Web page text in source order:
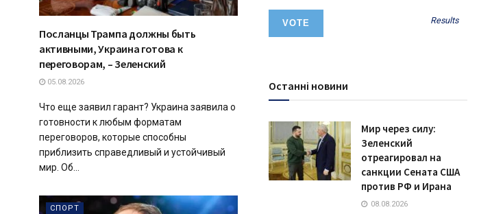
Посланцы Трампа должны быть
активными, Украина готова к
переговорам, – Зеленский
05.08.2026
Что еще заявил гарант? Украина заявила о
готовности к любым форматам
переговоров, которые способны
приблизить справедливый и устойчивый
мир. Об...
СПОРТ
Results
Останні новини
Мир через силу:
Зеленский
отреагировал на
санкции Сената США
против РФ и Ирана
08.08.2026